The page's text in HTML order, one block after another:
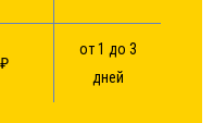
от 1 до 3
дней